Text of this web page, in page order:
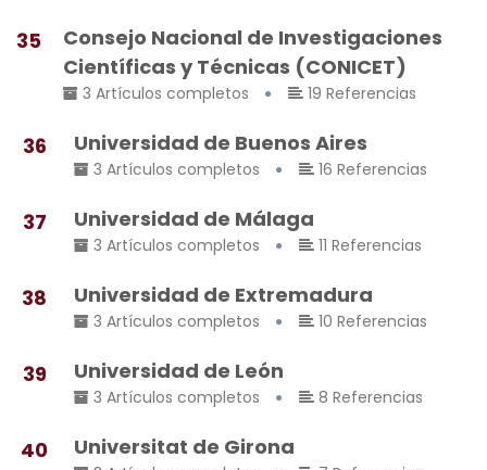
35
Consejo Nacional de Investigaciones
Científicas y Técnicas (CONICET)
3 Artículos completos 19 Referencias
36 Universidad de Buenos Aires
3 Artículos completos 16 Referencias
37 Universidad de Málaga
3 Artículos completos 11 Referencias
38 Universidad de Extremadura
3 Artículos completos 10 Referencias
39 Universidad de León
3 Artículos completos 8 Referencias
40 Universitat de Girona